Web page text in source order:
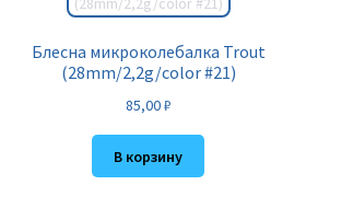
Блесна микроколебалка Trout
(28mm/2,2g/color #21)
85,00₽
В корзину